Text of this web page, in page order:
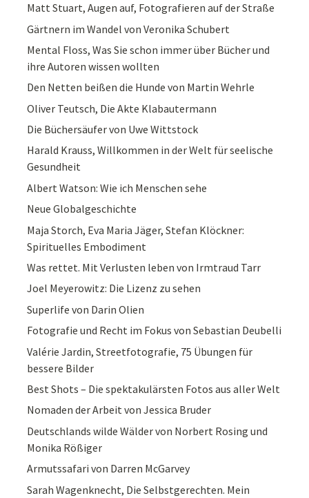
Matt Stuart, Augen auf, Fotografieren auf der Straße
Gärtnern im Wandel von Veronika Schubert
Mental Floss, Was Sie schon immer über Bücher und
ihre Autoren wissen wollten
Den Netten beißen die Hunde von Martin Wehrle
Oliver Teutsch, Die Akte Klabautermann
Die Büchersäufer von Uwe Wittstock
Harald Krauss, Willkommen in der Welt für seelische
Gesundheit
Albert Watson: Wie ich Menschen sehe
Neue Globalgeschichte
Maja Storch, Eva Maria Jäger, Stefan Klöckner:
Spirituelles Embodiment
Was rettet. Mit Verlusten leben von Irmtraud Tarr
Joel Meyerowitz: Die Lizenz zu sehen
Superlife von Darin Olien
Fotografie und Recht im Fokus von Sebastian Deubelli
Valérie Jardin, Streetfotografie, 75 Übungen für
bessere Bilder
Best Shots – Die spektakulärsten Fotos aus aller Welt
Nomaden der Arbeit von Jessica Bruder
Deutschlands wilde Wälder von Norbert Rosing und
Monika Rößiger
Armutssafari von Darren McGarvey
Sarah Wagenknecht, Die Selbstgerechten. Mein